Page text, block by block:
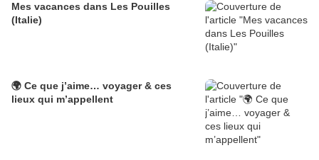
Mes vacances dans Les Pouilles
(Italie)
🌍 Ce que j’aime… voyager & ces
lieux qui m’appellent